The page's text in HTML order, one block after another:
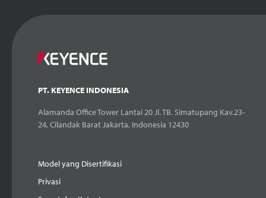
PT. KEYENCE INDONESIA
Alamanda Office Tower Lantai 20 Jl. TB. Simatupang Kav.23-
24, Cilandak Barat Jakarta, Indonesia 12430
Model yang Disertifikasi
Privasi